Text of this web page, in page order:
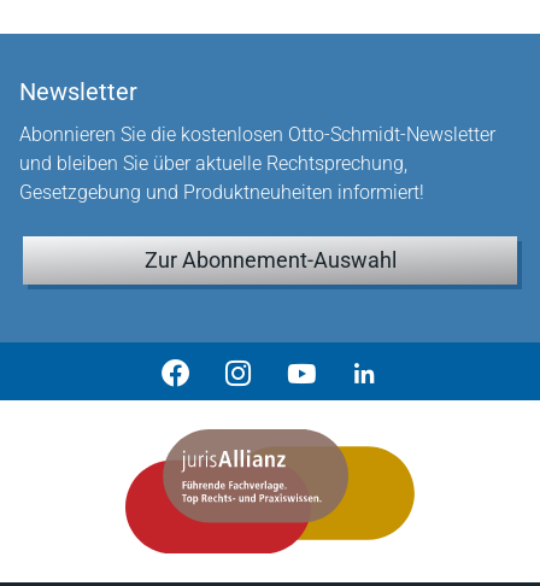
Newsletter
Abonnieren Sie die kostenlosen Otto-Schmidt-Newsletter
und bleiben Sie über aktuelle Rechtsprechung,
Gesetzgebung und Produktneuheiten informiert!
Zur Abonnement-Auswahl